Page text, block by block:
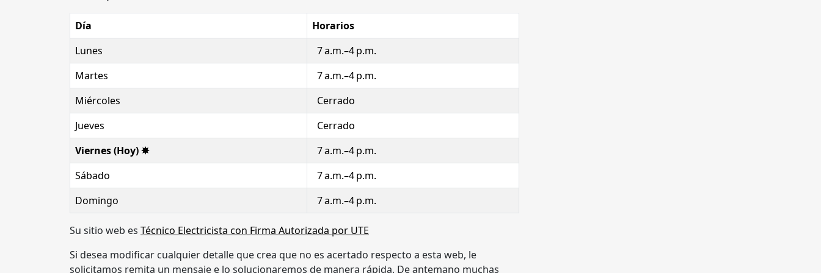
Día
Horarios
Lunes
7 a.m.–4 p.m.
Martes
7 a.m.–4 p.m.
Miércoles
Cerrado
Jueves
Cerrado
Viernes (Hoy) ✸
7 a.m.–4 p.m.
Sábado
7 a.m.–4 p.m.
Domingo
7 a.m.–4 p.m.
Su sitio web es Técnico Electricista con Firma Autorizada por UTE
Si desea modificar cualquier detalle que crea que no es acertado respecto a esta web, le
solicitamos remita un mensaje e lo solucionaremos de manera rápida. De antemano muchas